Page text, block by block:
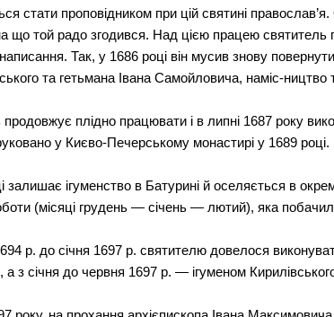
стати проповідником при цій святині
що той радо згодився. Над цією працею
Так, у 1686 році він мусив знову
та гетьмана Івана Самойловича, наміс-
плідно працювати і в липні 1687 року
у Києво-Печерському монастирі у 1689 році.
залишає ігуменство в Батурині й оселяється в
(місяці грудень — січень — лютий), яка
р. до січня 1697 р. святителю довелося
а з січня до червня 1697 р. — ігуменом